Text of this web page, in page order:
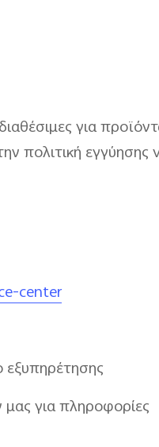
για
πολιτική εγγύησης
center
για πληροφορίες